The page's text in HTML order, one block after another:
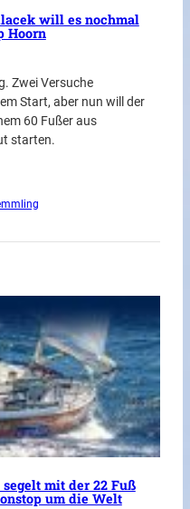
will es nochmal
Hoorn
Zwei Versuche
Start, aber nun will der
60 Fußer aus
starten.
mit der 22 Fuß
um die Welt